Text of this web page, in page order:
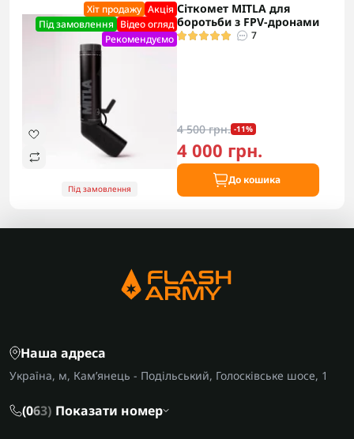
Хіт продажу Акцiя
Під замовлення Відео огляд
Рекомендуємо
Під замовлення
Сіткомет MITLA для
боротьби з FPV-дронами
7
4 500 грн. -11%
4 000 грн.
До кошика
Наша адреса
Україна, м, Кам’янець - Подільський, Голосківське шосе, 1
(063) Показати номер